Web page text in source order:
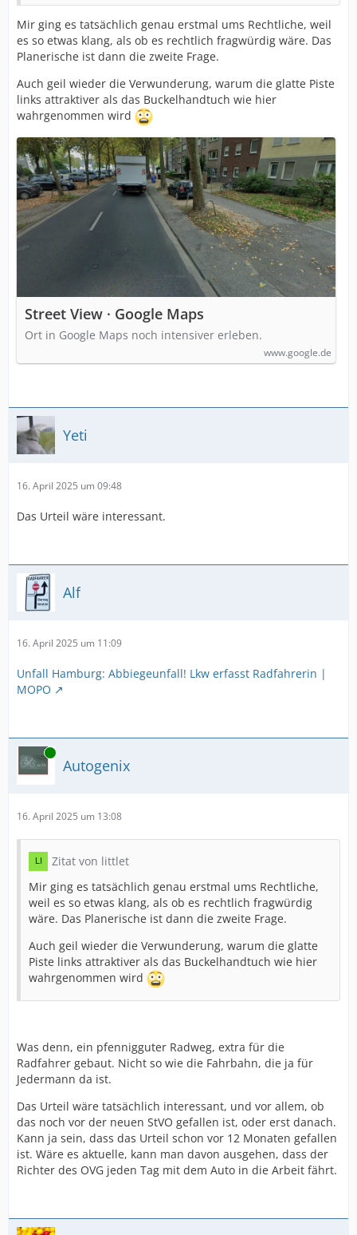
Mir ging es tatsächlich genau erstmal ums Rechtliche, weil
es so etwas klang, als ob es rechtlich fragwürdig wäre. Das
Planerische ist dann die zweite Frage.
Auch geil wieder die Verwunderung, warum die glatte Piste
links attraktiver als das Buckelhandtuch wie hier
wahrgenommen wird
Street View · Google Maps
Ort in Google Maps noch intensiver erleben.
www.google.de
Yeti
16. April 2025 um 09:48
Das Urteil wäre interessant.
Alf
16. April 2025 um 11:09
Unfall Hamburg: Abbiegeunfall! Lkw erfasst Radfahrerin |
MOPO
Online
Autogenix
16. April 2025 um 13:08
Zitat von littlet
Mir ging es tatsächlich genau erstmal ums Rechtliche,
weil es so etwas klang, als ob es rechtlich fragwürdig
wäre. Das Planerische ist dann die zweite Frage.
Auch geil wieder die Verwunderung, warum die glatte
Piste links attraktiver als das Buckelhandtuch wie hier
wahrgenommen wird
Was denn, ein pfennigguter Radweg, extra für die
Radfahrer gebaut. Nicht so wie die Fahrbahn, die ja für
Jedermann da ist.
Das Urteil wäre tatsächlich interessant, und vor allem, ob
das noch vor der neuen StVO gefallen ist, oder erst danach.
Kann ja sein, dass das Urteil schon vor 12 Monaten gefallen
ist. Wäre es aktuelle, kann man davon ausgehen, dass der
Richter des OVG jeden Tag mit dem Auto in die Arbeit fährt.